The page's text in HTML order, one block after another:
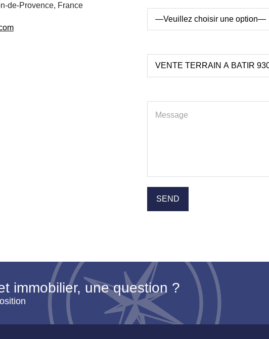
de-Provence, France
immobilier, une question ?